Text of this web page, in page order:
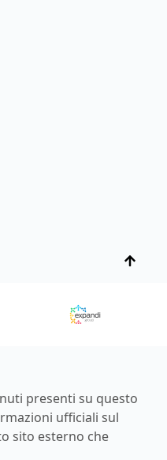
presenti su questo
ufficiali sul
sito esterno che